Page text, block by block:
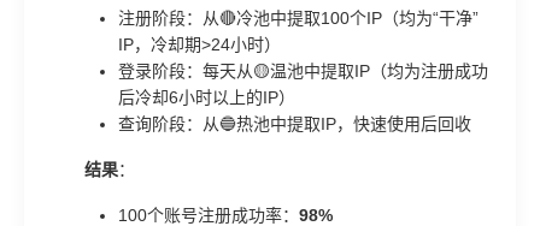
注册阶段：从🔴冷池中提取100个IP（均为“干净”
IP，冷却期>24小时）
登录阶段：每天从🟡温池中提取IP（均为注册成功
后冷却6小时以上的IP）
查询阶段：从🔵热池中提取IP，快速使用后回收
结果：
100个账号注册成功率： 98%